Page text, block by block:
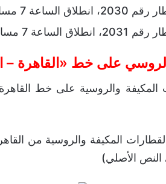
صباح اليوم التالي.
الساعة 6.50 صباحًا.
على خط «القاهرة –
المكيفة والروسية على خط
المكيفة والروسية من
النص الأصلي)